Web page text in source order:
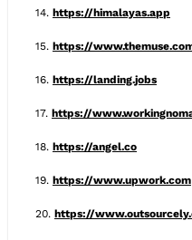
14. https://himalayas.app
15. https://
16. https://landing.jobs
17. https://
18. https://angel.co
19. https://www.upwork.com
20. https://